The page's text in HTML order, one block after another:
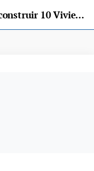
Dos millones de euros para construir 10 Viviendas de Protección Pública en Onís